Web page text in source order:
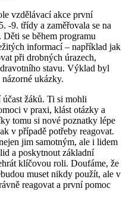
vzdělávací akce první
-9. třídy a zaměřovala se na
se během programu
informací – například jak
při drobných úrazech,
stavu. Výklad byl
ukázky.
žáků. Ti si mohli
v praxi, klást otázky a
tomu si nové poznatky lépe
v případě potřeby reagovat.
jim samotným, ale i lidem
a poskytnout základní
klíčovou roli. Doufáme, že
muset nikdy použít, ale v
reagovat a první pomoc